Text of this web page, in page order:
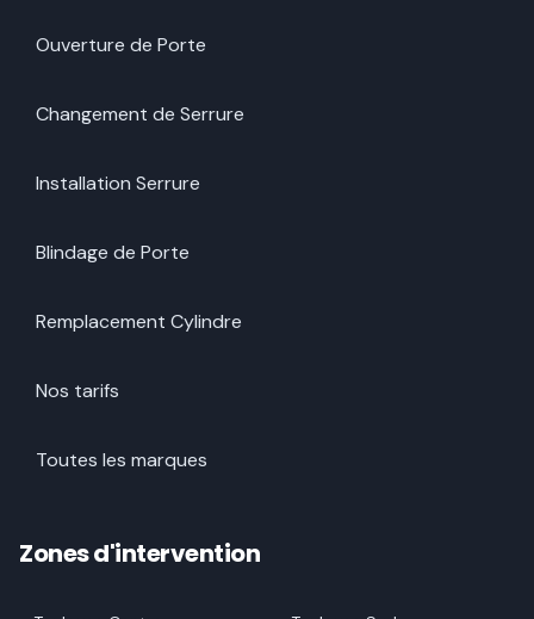
Ouverture de Porte
Changement de Serrure
Installation Serrure
Blindage de Porte
Remplacement Cylindre
Nos tarifs
Toutes les marques
Zones d'intervention